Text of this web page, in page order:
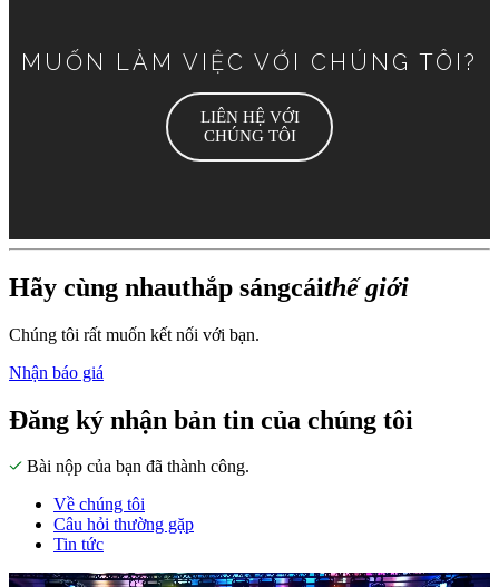
MUỐN LÀM VIỆC VỚI CHÚNG TÔI?
LIÊN HỆ VỚI
CHÚNG TÔI
Hãy cùng nhauthắp sángcáithế giới
Chúng tôi rất muốn kết nối với bạn.
Nhận báo giá
Đăng ký nhận bản tin của chúng tôi
Bài nộp của bạn đã thành công.
Về chúng tôi
Câu hỏi thường gặp
Tin tức